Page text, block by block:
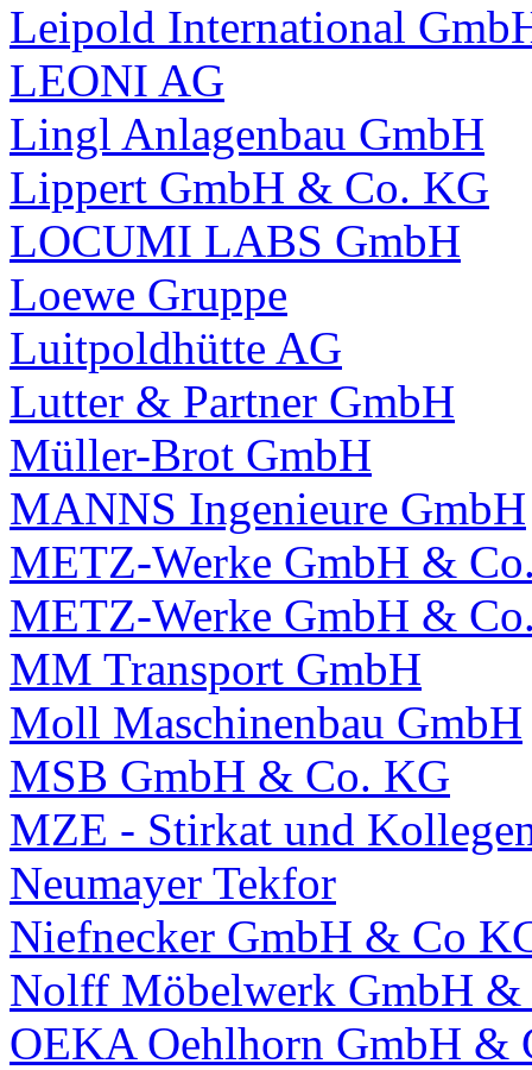
Leipold International
LEONI AG
Lingl Anlagenbau GmbH
Lippert GmbH & Co. KG
LOCUMI LABS GmbH
Loewe Gruppe
Luitpoldhütte AG
Lutter & Partner GmbH
Müller-Brot GmbH
MANNS Ingenieure GmbH
METZ-Werke GmbH &
METZ-Werke GmbH &
MM Transport GmbH
Moll Maschinenbau GmbH
MSB GmbH & Co. KG
MZE - Stirkat und
Neumayer Tekfor
Niefnecker GmbH & Co
Nolff Möbelwerk GmbH &
OEKA Oehlhorn GmbH &